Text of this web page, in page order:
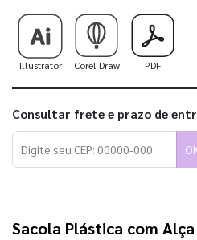
Illustrator Corel Draw PDF
Consultar frete e prazo de
Sacola Plástica com